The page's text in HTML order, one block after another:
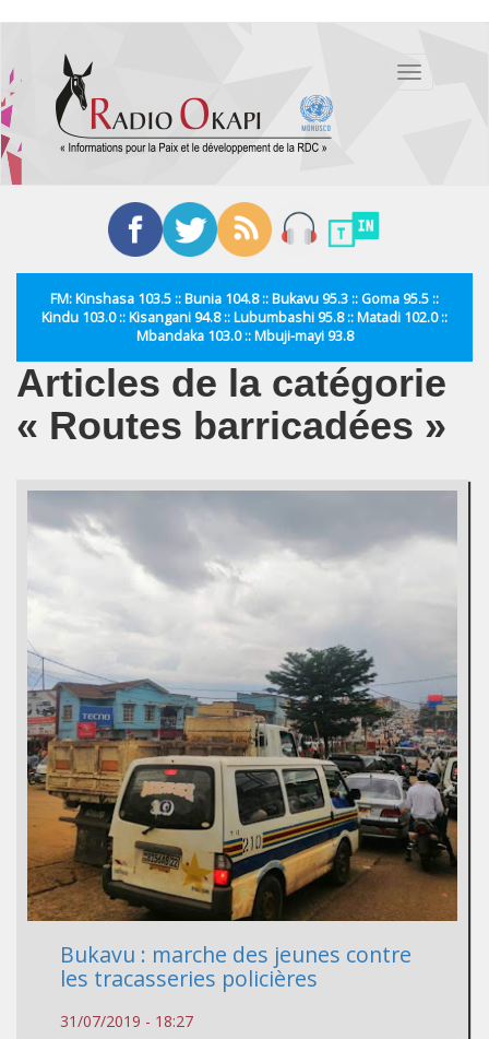
contenu
principal
Toggle
FM: Kinshasa 103.5 :: Bunia 104.8 :: Bukavu 95.3 :: Goma 95.5 ::
Kindu 103.0 :: Kisangani 94.8 :: Lubumbashi 95.8 :: Matadi 102.0 ::
Mbandaka 103.0 :: Mbuji-mayi 93.8
Articles de la catégorie
« Routes barricadées »
Bukavu : marche des jeunes contre
les tracasseries policières
31/07/2019 - 18:27